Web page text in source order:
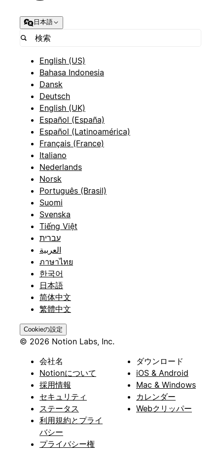
日本語
English (US)
Bahasa Indonesia
Dansk
Deutsch
English (UK)
Español (España)
Español (Latinoamérica)
Français (France)
Italiano
Nederlands
Norsk
Português (Brasil)
Suomi
Svenska
Tiếng Việt
עברית
العربية
ภาษาไทย
한국어
日本語
简体中文
繁體中文
Cookieの設定
© 2026 Notion Labs, Inc.
会社名
Notionについて
採用情報
セキュリティ
ステータス
利用規約とプライ
バシー
プライバシー権
ダウンロード
iOS & Android
Mac & Windows
カレンダー
Webクリッパー